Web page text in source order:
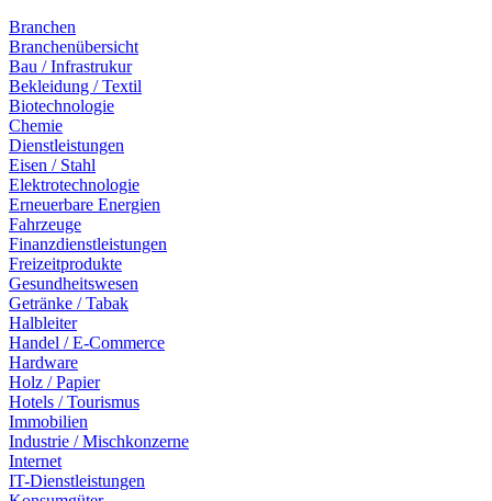
Branchen
Branchenübersicht
Bau / Infrastrukur
Bekleidung / Textil
Biotechnologie
Chemie
Dienstleistungen
Eisen / Stahl
Elektrotechnologie
Erneuerbare Energien
Fahrzeuge
Finanzdienstleistungen
Freizeitprodukte
Gesundheitswesen
Getränke / Tabak
Halbleiter
Handel / E-Commerce
Hardware
Holz / Papier
Hotels / Tourismus
Immobilien
Industrie / Mischkonzerne
Internet
IT-Dienstleistungen